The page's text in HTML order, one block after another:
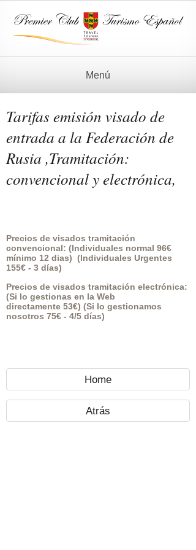
Menú
Tarifas emisión visado de
entrada a la Federación de
Rusia ,Tramitación:
convencional y electrónica,
Precios de visados tramitación
convencional: (Individuales normal 96€
mínimo 12 dias) (Individuales Urgentes
155€ - 3 días)
Precios de visados tramitación electrónica:
(Si lo gestionas en la Web
directamente 53€) (Si lo gestionamos
nosotros 75€ - 4/5 días)
Home
Atrás